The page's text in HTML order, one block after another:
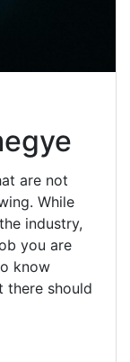
are not
While
industry,
you are
know
there should